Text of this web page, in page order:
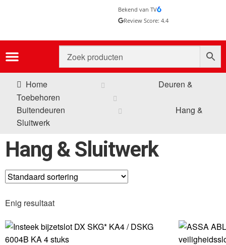
Bekend van TV
Review Score: 4.4
Home
Deuren &
Toebehoren
Buitendeuren
Hang &
Sluitwerk
Hang & Sluitwerk
Enig resultaat